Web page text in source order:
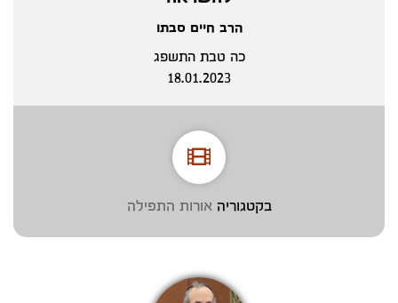
הרב חיים סבתו
כה טבת התשפג
18.01.2023
בקטגוריהאורות התפילה